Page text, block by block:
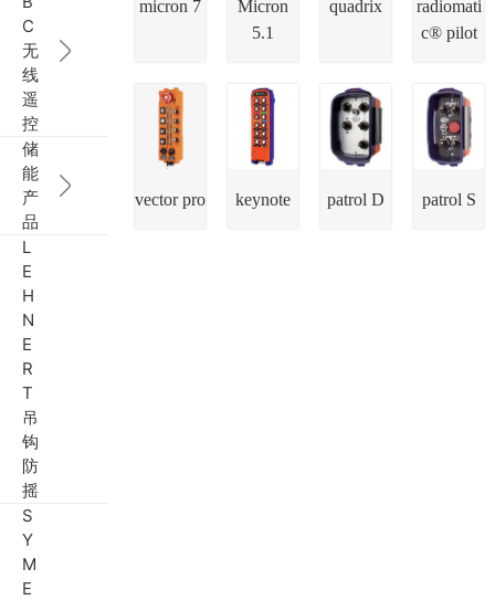
C
无
线
遥
控
储
能
产
品
L
E
H
N
E
R
T
吊
钩
防
摇
S
Y
M
E
micron 7
Micron
5.1
quadrix
radiomati
c® pilot
vector pro keynote patrol D patrol S